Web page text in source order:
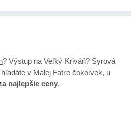
? Výstup na Veľký Kriváň? Syrová
v Malej Fatre čokoľvek, u
najlepšie ceny.